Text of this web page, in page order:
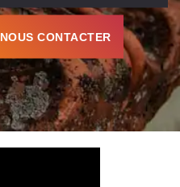
NOUS CONTACTER